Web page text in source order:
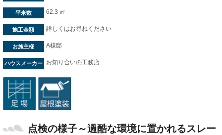
平米数 62.3 ㎡
施工金額 詳しくはお尋ねください
お施主様 A様邸
ハウスメーカー お知り合いの工務店
点検の様子～過酷な環境に置かれるスレー